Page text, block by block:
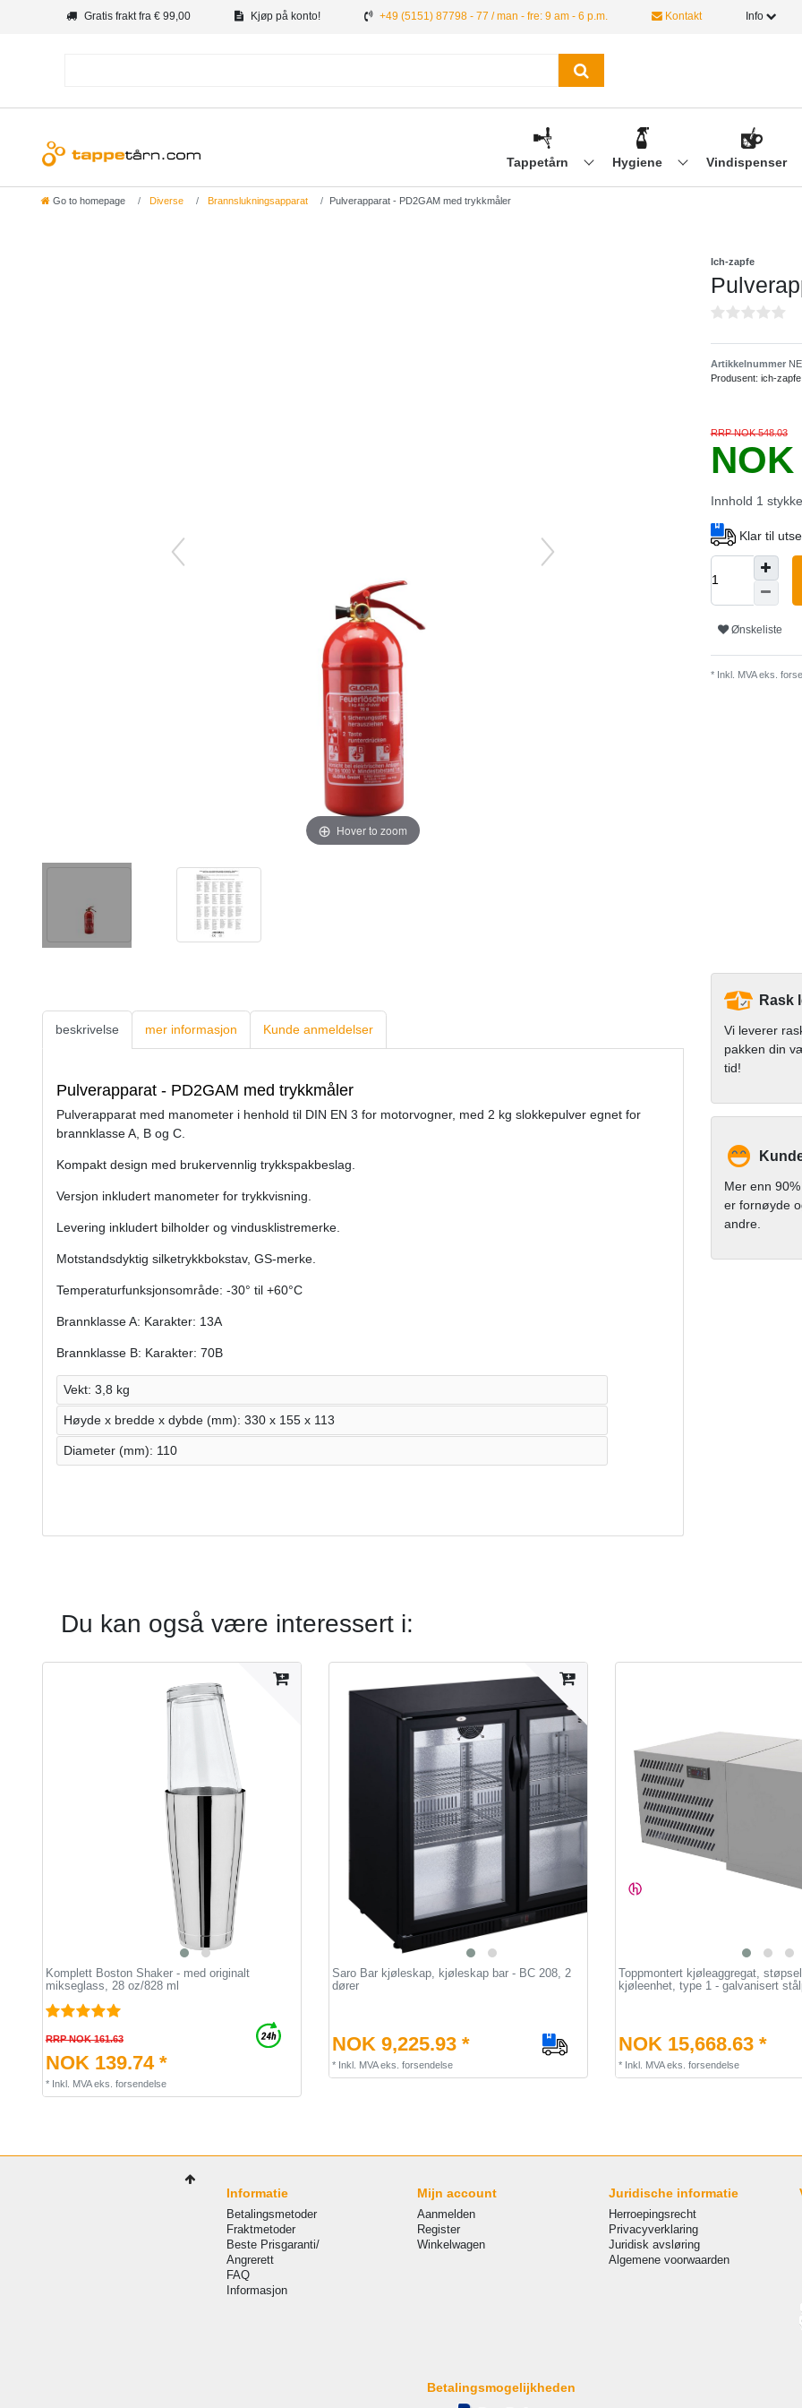
Gratis frakt fra € 99,00 Kjøp på konto! +49 (5151) 87798 - 77 / man - fre: 9 am - 6 p.m. Kontakt Info
Tappetårn Hygiene Vindispenser
Go to homepage Diverse Brannslukningsapparat Pulverapparat - PD2GAM med trykkmåler
Hover to zoom
Ich-zapfe
Artikkelnummer
Produsent: ich-zapfe
RRP NOK 548.03
Innhold 1 stykke
Klar til
Ønskeliste
* Inkl. MVA eks.
beskrivelse mer informasjon Kunde anmeldelser
Pulverapparat - PD2GAM med trykkmåler
Pulverapparat med manometer i henhold til DIN EN 3 for motorvogner, med 2 kg slokkepulver egnet for
brannklasse A, B og C.
Kompakt design med brukervennlig trykkspakbeslag.
Versjon inkludert manometer for trykkvisning.
Levering inkludert bilholder og vindusklistremerke.
Motstandsdyktig silketrykkbokstav, GS-merke.
Temperaturfunksjonsområde: -30° til +60°C
Brannklasse A: Karakter: 13A
Brannklasse B: Karakter: 70B
Vekt: 3,8 kg
Høyde x bredde x dybde (mm): 330 x 155 x 113
Diameter (mm): 110
Rask
Vi leverer
pakken din
tid!
Mer enn
er fornøyde
andre.
Du kan også være interessert i:
Komplett Boston Shaker - med originalt
mikseglass, 28 oz/828 ml
RRP NOK 161.63
NOK 139.74 *
* Inkl. MVAeks. forsendelse
Saro Bar kjøleskap, kjøleskap bar - BC 208, 2
dører
NOK 9,225.93 *
* Inkl. MVAeks. forsendelse
Toppmontert kjøleaggregat,
kjøleenhet, type 1 - galvanisert
NOK 15,668.63 *
* Inkl. MVAeks. forsendelse
Informatie
Betalingsmetoder
Fraktmetoder
Beste Prisgaranti/
Angrerett
FAQ
Informasjon
Mijn account
Aanmelden
Register
Winkelwagen
Juridische informatie
Herroepingsrecht
Privacyverklaring
Juridisk avsløring
Algemene voorwaarden
Betalingsmogelijkheden